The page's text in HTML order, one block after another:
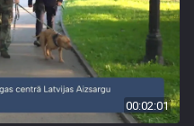
00:02:01